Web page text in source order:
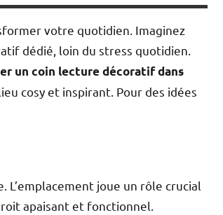
votre quotidien. Imaginez
dédié, loin du stress quotidien.
un coin lecture décoratif dans
cosy et inspirant. Pour des idées
joue un rôle crucial
apaisant et fonctionnel.